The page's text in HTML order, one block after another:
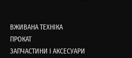
ВЖИВАНА ТЕХНІКА
ПРОКАТ
ЗАПЧАСТИНИ І АКСЕСУАРИ